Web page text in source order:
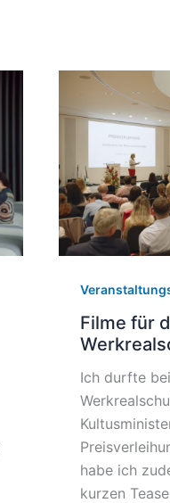
Filme für
Ich durfte
habe ich
kurzen